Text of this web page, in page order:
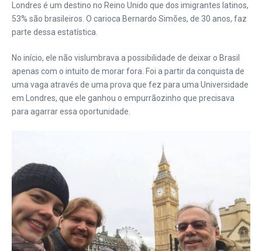
Londres é um destino no Reino Unido que dos imigrantes latinos,
53% são brasileiros. O carioca Bernardo Simões, de 30 anos, faz
parte dessa estatística.
No início, ele não vislumbrava a possibilidade de deixar o Brasil
apenas com o intuito de morar fora. Foi a partir da conquista de
uma vaga através de uma prova que fez para uma Universidade
em Londres, que ele ganhou o empurrãozinho que precisava
para agarrar essa oportunidade.